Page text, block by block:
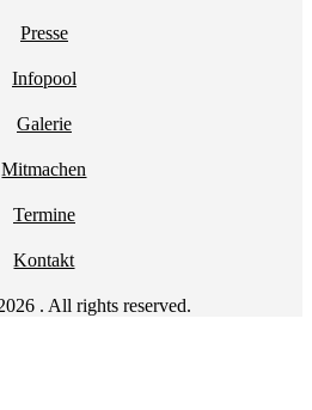
Presse
Infopool
Galerie
Mitmachen
Termine
Kontakt
. All rights reserved.